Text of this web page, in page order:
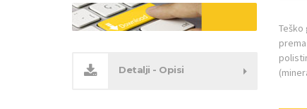
Detalji - Opisi